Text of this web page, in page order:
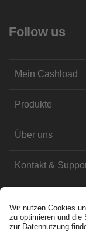
Follow us
Mein Cashload
Produkte
Über uns
Kontakt &